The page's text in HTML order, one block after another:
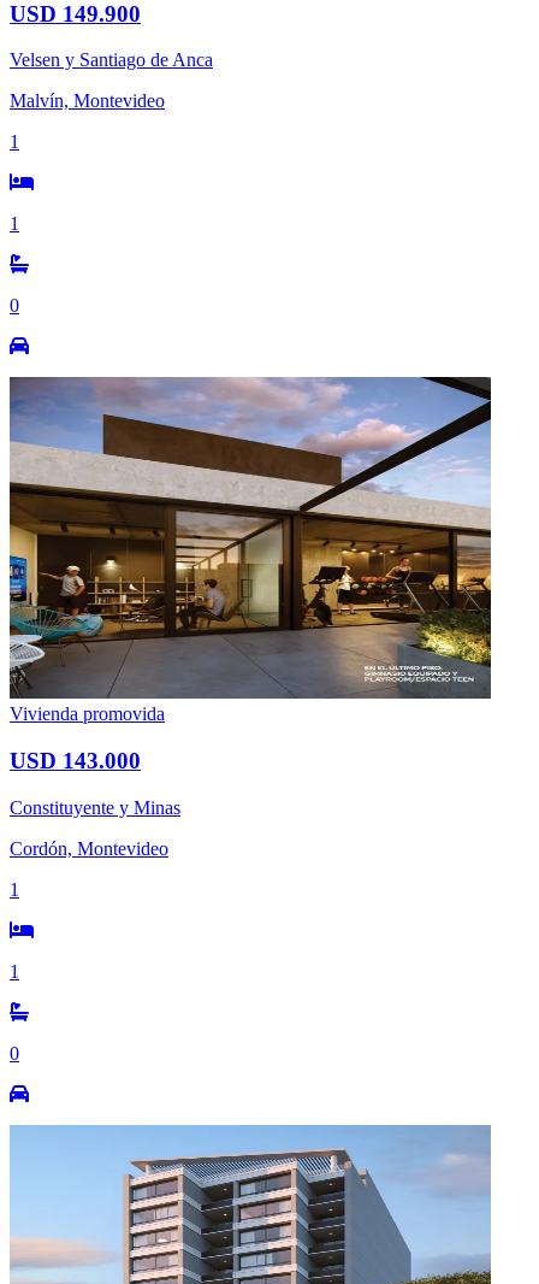
USD 149.900
Velsen y Santiago de Anca
Malvín, Montevideo
1
1
0
Vivienda promovida
USD 143.000
Constituyente y Minas
Cordón, Montevideo
1
1
0